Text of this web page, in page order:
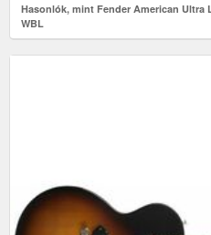
Hasonlók, mint Fender American Ultra
WBL